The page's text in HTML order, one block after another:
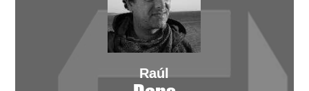
Raúl